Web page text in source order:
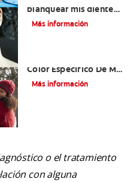
blanquear mis dientes
y mantenerlos
Más información
Color Específico De Mis
Dientes?
Más información
o el tratamiento
con alguna